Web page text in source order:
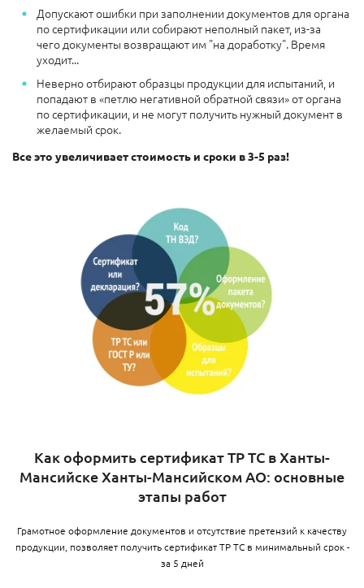
Допускают ошибки при заполнении документов для органа
по сертификации или собирают неполный пакет, из-за
чего документы возвращают им "на доработку". Время
уходит...
Неверно отбирают образцы продукции для испытаний, и
попадают в «петлю негативной обратной связи» от органа
по сертификации, и не могут получить нужный документ в
желаемый срок.
Все это увеличивает стоимость и сроки в 3-5 раз!
Как оформить сертификат ТР ТС в Ханты-
Мансийске Ханты-Мансийском АО: основные
этапы работ
Грамотное оформление документов и отсутствие претензий к качеству
продукции, позволяет получить сертификат ТР ТС в минимальный срок -
за 5 дней